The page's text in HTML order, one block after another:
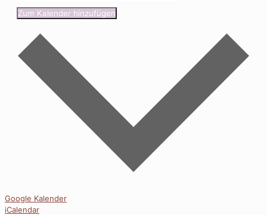
Zum Kalender hinzufügen
Google Kalender
iCalendar